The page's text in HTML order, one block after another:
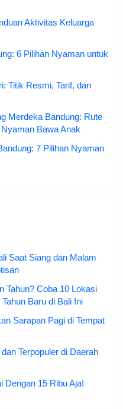
Aktivitas Keluarga
6 Pilihan Nyaman untuk
Titik Resmi, Tarif, dan
Merdeka Bandung: Rute
Bawa Anak
7 Pilihan Nyaman
Saat Siang dan Malam
Tahun? Coba 10 Lokasi
Baru di Bali Ini
Sarapan Pagi di Tempat
Terpopuler di Daerah
Dengan 15 Ribu Aja!